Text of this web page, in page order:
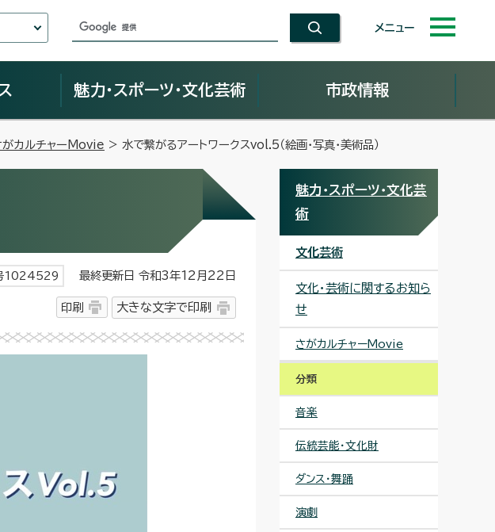
メニュー
魅力・スポーツ・文化芸術 市政情報
がカルチャーMovie > 水で繋がるアートワークスvol.5（絵画・写真・美術品）
1024529 最終更新日 令和3年12月22日
印刷 大きな文字で印刷
魅力・スポーツ・文化芸
術
文化芸術
文化・芸術に関するお知ら
せ
さがカルチャーMovie
分類
音楽
伝統芸能・文化財
ダンス・舞踊
演劇